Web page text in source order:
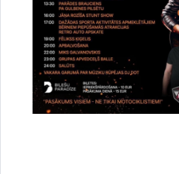
Lejupielādēt:
Lēmumprojekts
49. Par dzīvokļa īpašuma
Jaungulbenē, Jaungulbenes
trešās izsoles rīkošanu